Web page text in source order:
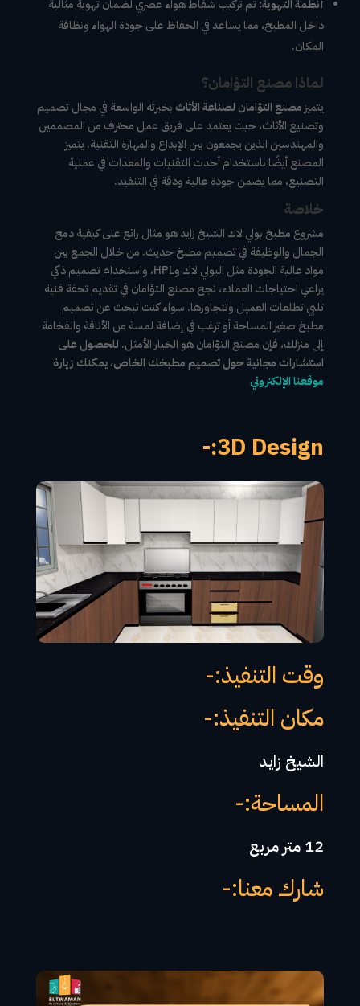
أنظمة التهوية:تم تركيب شفاط هواء عصري لضمان تهوية مثالية
داخل المطبخ، مما يساعد في الحفاظ على جودة الهواء ونظافة
المكان.
لماذا مصنع التؤامان؟
يتميز مصنع التؤامان لصناعة الأثاث بخبرته الواسعة في مجال تصميم
وتصنيع الأثاث، حيث يعتمد على فريق عمل محترف من المصممين
والمهندسين الذين يجمعون بين الإبداع والمهارة التقنية. يتميز
المصنع أيضًا باستخدام أحدث التقنيات والمعدات في عملية
التصنيع، مما يضمن جودة عالية ودقة في التنفيذ.
خلاصة
مشروع مطبخ بولي لاك الشيخ زايد هو مثال رائع على كيفية دمج
الجمال والوظيفة في تصميم مطبخ حديث. من خلال الجمع بين
مواد عالية الجودة مثل البولي لاك وHPL، واستخدام تصميم ذكي
يراعي احتياجات العملاء، نجح مصنع التؤامان في تقديم تحفة فنية
تلبي تطلعات العميل وتتجاوزها. سواء كنت تبحث عن تصميم
مطبخ صغير المساحة أو ترغب في إضافة لمسة من الأناقة والفخامة
إلى منزلك، فإن مصنع التؤامان هو الخيار الأمثل. للحصول على
استشارات مجانية حول تصميم مطبخك الخاص، يمكنك زيارة
موقعنا الإلكتروني
3D Design:-
وقت التنفيذ:-
مكان التنفيذ:-
الشيخ زايد
المساحة:-
12 متر مربع
شارك معنا:-